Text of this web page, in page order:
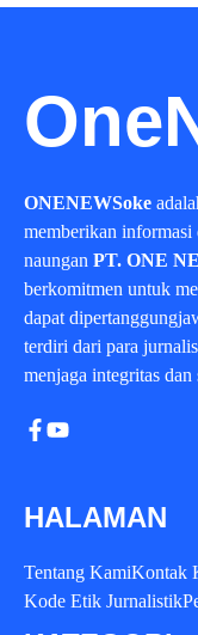
ONENEWSoke
memberikan informasi
naungan PT. ONE
berkomitmen untuk
dapat
terdiri dari para
menjaga integritas
HALAMAN
Tentang KamiKontak
Kode Etik Jurnalistik